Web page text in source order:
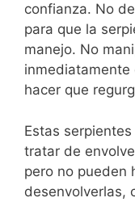
confianza. No
para que la
manejo. No
inmediatamente
hacer que
Estas
tratar de
pero no pueden
desenvolverlas,